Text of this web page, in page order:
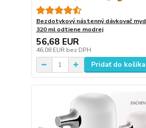
Bezdotykový nástenný dávkovač
320 ml odtiene modrej
56,68 EUR
46,08 EUR bez DPH
Pridať do košíka